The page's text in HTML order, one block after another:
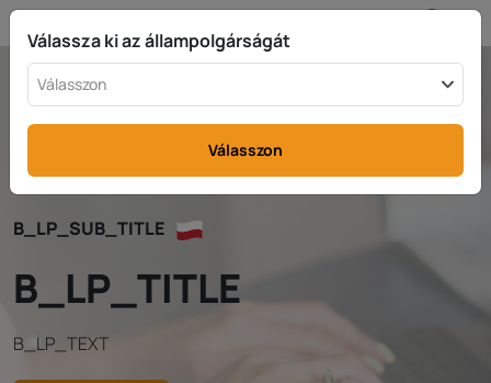
B_LP_SUB_TITLE
B_LP_TITLE
B_LP_TEXT
Válassza ki az állampolgárságát
Válasszon
Válasszon